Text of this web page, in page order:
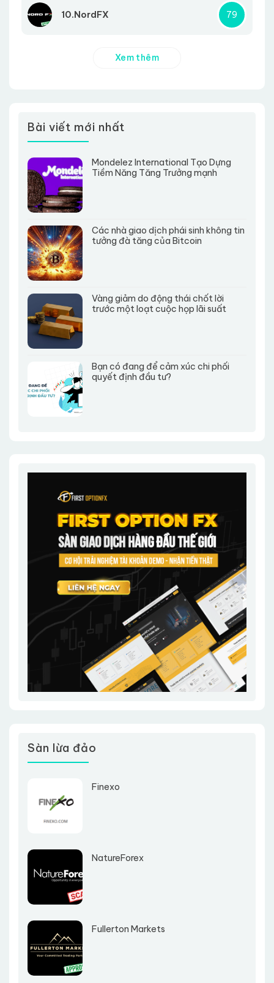
10.NordFX 79
Xem thêm
Bài viết mới nhất
Mondelez International Tạo Dựng
Tiềm Năng Tăng Trưởng mạnh
Các nhà giao dịch phái sinh không tin
tưởng đà tăng của Bitcoin
Vàng giảm do động thái chốt lời
trước một loạt cuộc họp lãi suất
Bạn có đang để cảm xúc chi phối
quyết định đầu tư?
Sàn lừa đảo
Finexo
NatureForex
Fullerton Markets